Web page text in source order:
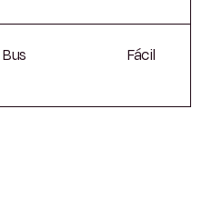
Bus Fácil